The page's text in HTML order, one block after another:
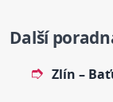
Další
Zlín –